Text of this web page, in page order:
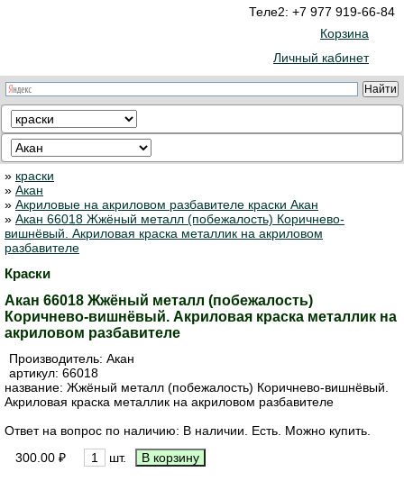
Теле2: +7 977 919-66-84
Корзина
Личный кабинет
» краски
» Акан
» Акриловые на акриловом разбавителе краски Акан
» Акан 66018 Жжёный металл (побежалость) Коричнево-
вишнёвый. Акриловая краска металлик на акриловом
разбавителе
Краски
Акан 66018 Жжёный металл (побежалость)
Коричнево-вишнёвый. Акриловая краска металлик на
акриловом разбавителе
Производитель: Акан
артикул: 66018
название: Жжёный металл (побежалость) Коричнево-вишнёвый.
Акриловая краска металлик на акриловом разбавителе
Ответ на вопрос по наличию: В наличии. Есть. Можно купить.
300.00 ₽
шт.